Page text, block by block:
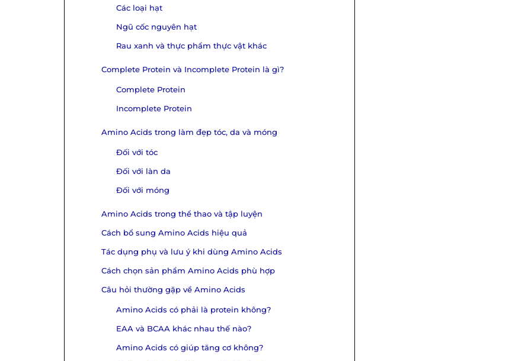
Các loại hạt
Ngũ cốc nguyên hạt
Rau xanh và thực phẩm thực vật khác
Complete Protein và Incomplete Protein là gì?
Complete Protein
Incomplete Protein
Amino Acids trong làm đẹp tóc, da và móng
Đối với tóc
Đối với làn da
Đối với móng
Amino Acids trong thể thao và tập luyện
Cách bổ sung Amino Acids hiệu quả
Tác dụng phụ và lưu ý khi dùng Amino Acids
Cách chọn sản phẩm Amino Acids phù hợp
Câu hỏi thường gặp về Amino Acids
Amino Acids có phải là protein không?
EAA và BCAA khác nhau thế nào?
Amino Acids có giúp tăng cơ không?